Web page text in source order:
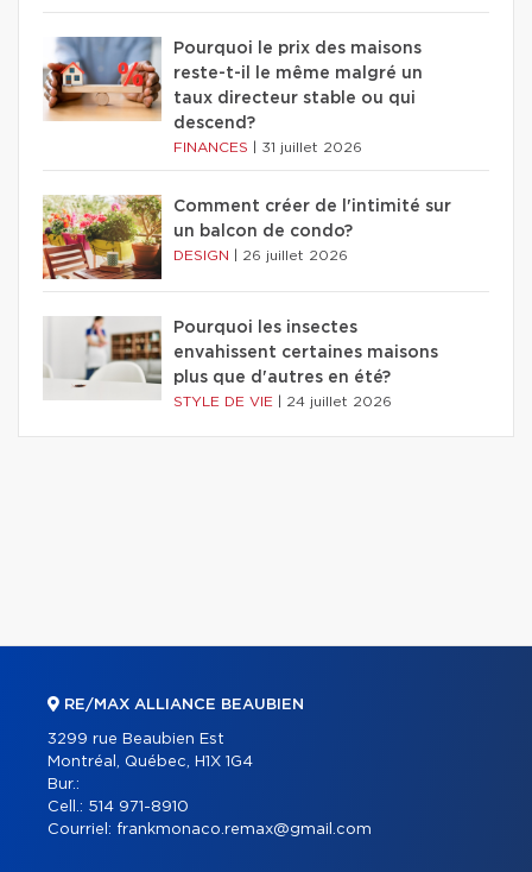
Pourquoi le prix des maisons
reste-t-il le même malgré un
taux directeur stable ou qui
descend?
FINANCES 31 juillet 2026
Comment créer de l'intimité sur
un balcon de condo?
DESIGN 26 juillet 2026
Pourquoi les insectes
envahissent certaines maisons
plus que d'autres en été?
STYLE DE VIE 24 juillet 2026
RE/MAX ALLIANCE BEAUBIEN
3299 rue Beaubien Est
Montréal, Québec, H1X 1G4
Bur.:
Cell.: 514 971-8910
Courriel: frankmonaco.remax@gmail.com